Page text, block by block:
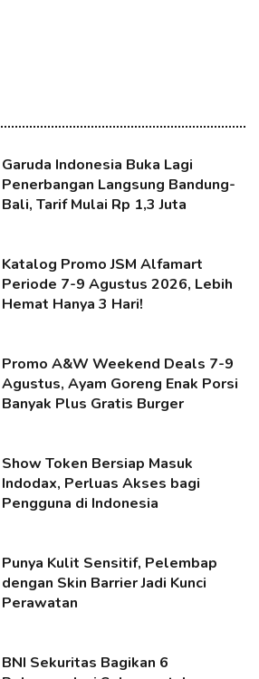
Garuda Indonesia Buka Lagi
Penerbangan Langsung Bandung-
Bali, Tarif Mulai Rp 1,3 Juta
Katalog Promo JSM Alfamart
Periode 7-9 Agustus 2026, Lebih
Hemat Hanya 3 Hari!
Promo A&W Weekend Deals 7-9
Agustus, Ayam Goreng Enak Porsi
Banyak Plus Gratis Burger
Show Token Bersiap Masuk
Indodax, Perluas Akses bagi
Pengguna di Indonesia
Punya Kulit Sensitif, Pelembap
dengan Skin Barrier Jadi Kunci
Perawatan
BNI Sekuritas Bagikan 6